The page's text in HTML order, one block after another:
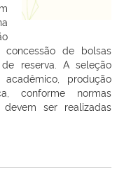
concessão de bolsas
reserva. A seleção
produção
conforme normas
ser realizadas